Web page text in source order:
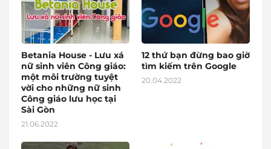
Betania House - Lưu xá
nữ sinh viên Công giáo:
một môi trường tuyệt
vời cho những nữ sinh
Công giáo lưu học tại
Sài Gòn
21.06.2022
12 thứ bạn đừng bao giờ
tìm kiếm trên Google
20.04.2022